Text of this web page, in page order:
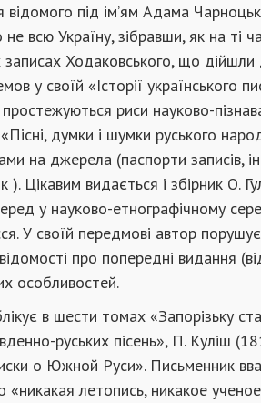
під ім’ям Адама
всю Україну, зібравши, як на ті
записах Ходаковського, що
у своїй «Історії українського
риси науково-
думки і шумки руського
на джерела (паспорти записів,
Цікавим видається і збірник О.
у науково-етнографічному
У своїй передмові автор
про попередні видання
особливостей.
в шести томах «Запорізьку
руських пісень», П. Куліш
о Южной Руси». Письменник
летопись, никакое